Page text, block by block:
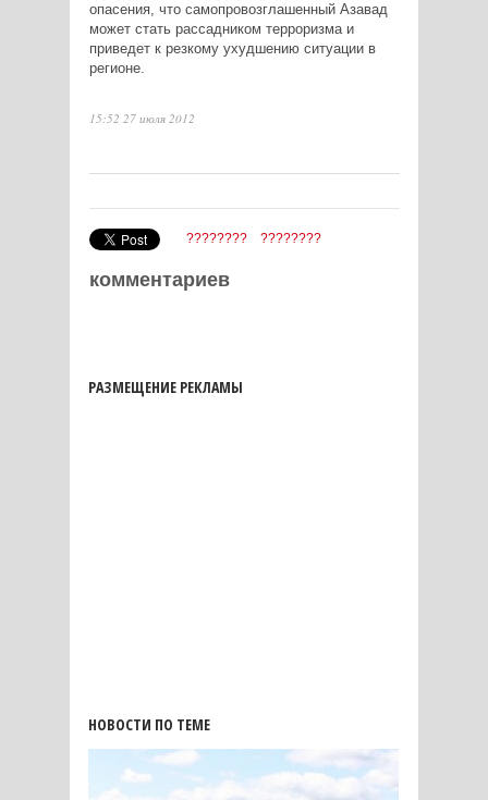
опасения, что самопровозглашенный Азавад
может стать рассадником терроризма и
приведет к резкому ухудшению ситуации в
регионе.
15:52 27 июля 2012
???????? ????????
комментариев
РАЗМЕЩЕНИЕ РЕКЛАМЫ
НОВОСТИ ПО ТЕМЕ